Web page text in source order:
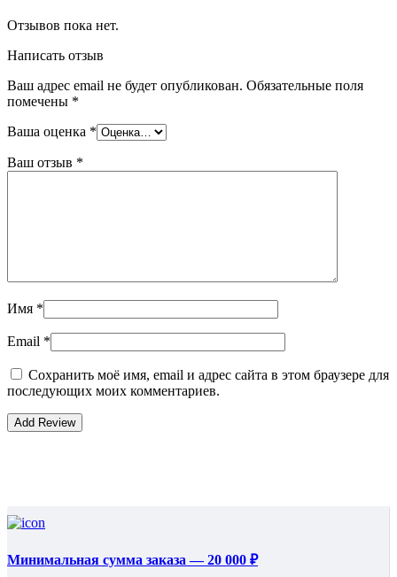
Отзывов пока нет.
Написать отзыв
Ваш адрес email не будет опубликован. Обязательные поля
помечены *
Ваша оценка *
Ваш отзыв *
Имя *
Email *
Сохранить моё имя, email и адрес сайта в этом браузере для
последующих моих комментариев.
Минимальная сумма заказа — 20 000 ₽